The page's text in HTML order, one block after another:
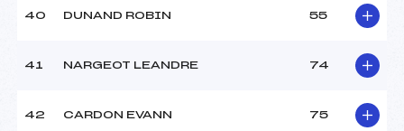
40 DUNAND ROBIN 55
41 NARGEOT LEANDRE 74
42 CARDON EVANN 75